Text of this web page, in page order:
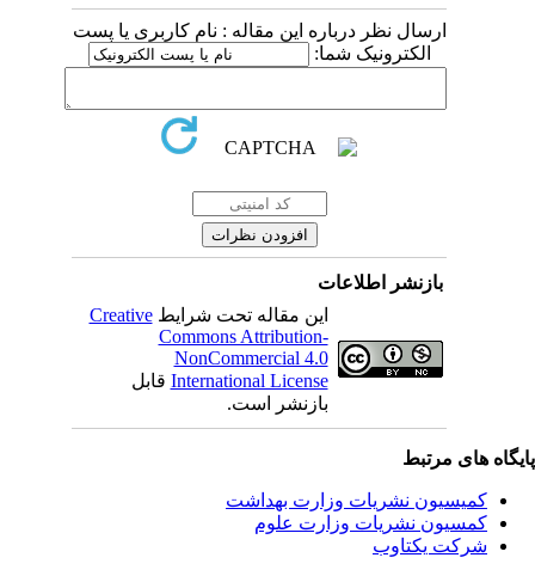
ارسال نظر درباره این مقاله : نام کاربری یا پست
الکترونیک شما:
بازنشر اطلاعات
این مقاله تحت شرایطCreative
Commons Attribution-
NonCommercial 4.0
International Licenseقابل
بازنشر است.
های مرتبط
کمیسیون نشریات وزارت بهداشت
کمسیون نشریات وزارت علوم
شرکت یکتاوب